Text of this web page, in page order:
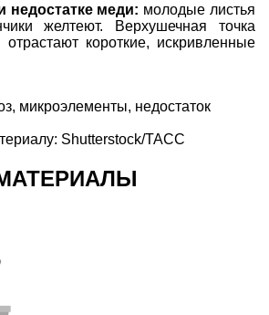
недостатке меди: молодые листья
желтеют. Верхушечная точка
отрастают короткие, искривленные
, микроэлементы, недостаток
Shutterstock/ТАСС